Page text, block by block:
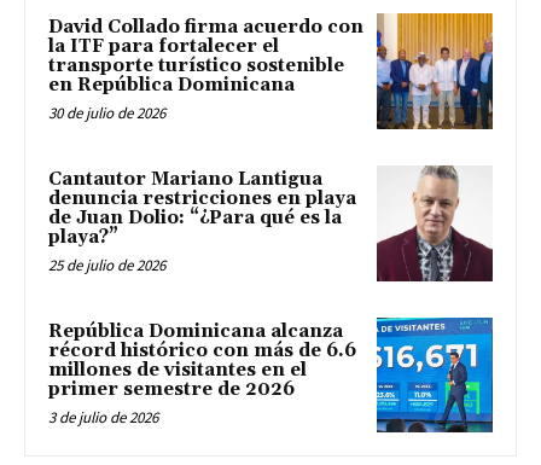
David Collado firma acuerdo con
la ITF para fortalecer el
transporte turístico sostenible
en República Dominicana
30 de julio de 2026
Cantautor Mariano Lantigua
denuncia restricciones en playa
de Juan Dolio: “¿Para qué es la
playa?”
25 de julio de 2026
República Dominicana alcanza
récord histórico con más de 6.6
millones de visitantes en el
primer semestre de 2026
3 de julio de 2026